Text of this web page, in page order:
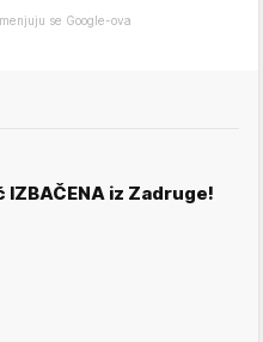
se Google-ova
IZBAČENA iz Zadruge!